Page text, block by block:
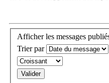
Afficher les messages
Trier par